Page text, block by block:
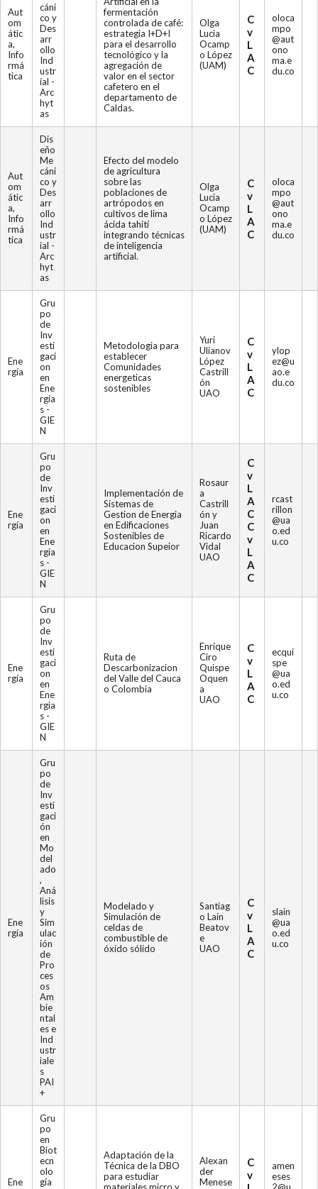
Aut
om
átic
a,
Info
rmá
tica
cáni
co y
Des
arr
ollo
Ind
ustr
ial -
Arc
hyt
as
fermentación
controlada de café:
estrategia I+D+I
para el desarrollo
tecnológico y la
agregación de
valor en el sector
cafetero en el
departamento de
Caldas.
Olga
Lucia
Ocamp
o López
(UAM)
C
v
L
A
C
oloca
mpo
@aut
ono
ma.e
du.co
Aut
om
átic
a,
Info
rmá
tica
Dis
eño
Me
cáni
co y
Des
arr
ollo
Ind
ustr
ial -
Arc
hyt
as
Efecto del modelo
de agricultura
sobre las
poblaciones de
artrópodos en
cultivos de lima
ácida tahití
integrando técnicas
de inteligencia
artificial.
Olga
Lucia
Ocamp
o López
(UAM)
C
v
L
A
C
oloca
mpo
@aut
ono
ma.e
du.co
Ene
rgía
Gru
po
de
Inv
esti
gaci
on
en
Ene
rgia
s -
GIE
N
Metodologia para
establecer
Comunidades
energeticas
sostenibles
Yuri
Ulianov
López
Castrill
ón
UAO
C
v
L
A
C
ylop
ez@u
ao.e
du.co
Ene
rgía
Gru
po
de
Inv
esti
gaci
on
en
Ene
rgia
s -
GIE
N
Implementación de
Sistemas de
Gestion de Energia
en Edificaciones
Sostenibles de
Educacion Supeior
Rosaur
a
Castrill
ón y
Juan
Ricardo
Vidal
UAO
C
v
L
A
C
C
v
L
A
C
rcast
rillon
@ua
o.ed
u.co
Ene
rgía
Gru
po
de
Inv
esti
gaci
on
en
Ene
rgia
s -
GIE
N
Ruta de
Descarbonizacion
del Valle del Cauca
o Colombia
Enrique
Ciro
Quispe
Oquen
a
UAO
C
v
L
A
C
ecqui
spe
@ua
o.ed
u.co
Ene
rgía
Gru
po
de
Inv
esti
gaci
ón
en
Mo
del
ado
,
Aná
lisis
y
Sim
ulac
ión
de
Pro
ces
os
Am
bie
ntal
es e
Ind
ustr
iale
s
PAI
+
Modelado y
Simulación de
celdas de
combustible de
óxido sólido
Santiag
o Laín
Beatov
e
UAO
C
v
L
A
C
slain
@ua
o.ed
u.co
Ene
Gru
po
en
Biot
ecn
olo
gía
Adaptación de la
Técnica de la DBO
para estudiar
Alexan
der
Menese
C
v
amen
eses